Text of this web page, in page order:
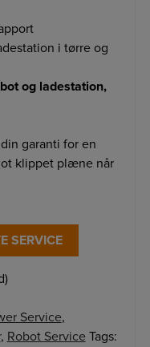
i tørre og
og ladestation,
garanti for en
klippet plæne når
SERVICE
Service,
, Robot Service Tags: